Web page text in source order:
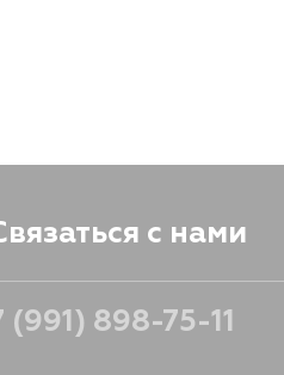
с нами
(991) 898-75-11